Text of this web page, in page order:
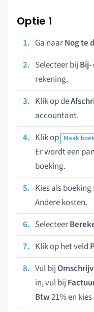
Optie 1
Ga naarNog te
Selecteer bij
rekening.
Klik op de
accountant.
Klik op Maak
Er wordt een
boeking.
Kies als
Andere kosten.
Selecteer
Klik op het veld
Vul bij
in, vul bij
Btw21% en